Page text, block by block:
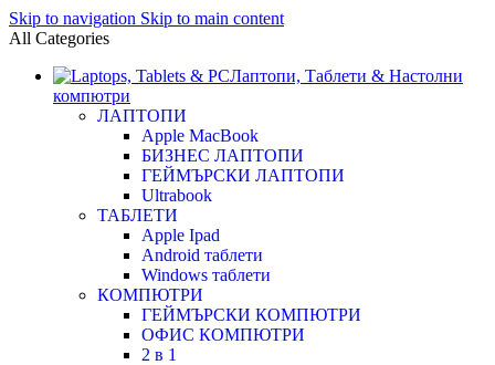
Skip to navigation Skip to main content
All Categories
Лаптопи, Таблети & Настолни
компютри
ЛАПТОПИ
Apple MacBook
БИЗНЕС ЛАПТОПИ
ГЕЙМЪРСКИ ЛАПТОПИ
Ultrabook
ТАБЛЕТИ
Apple Ipad
Android таблети
Windows таблети
КОМПЮТРИ
ГЕЙМЪРСКИ КОМПЮТРИ
ОФИС КОМПЮТРИ
2 в 1